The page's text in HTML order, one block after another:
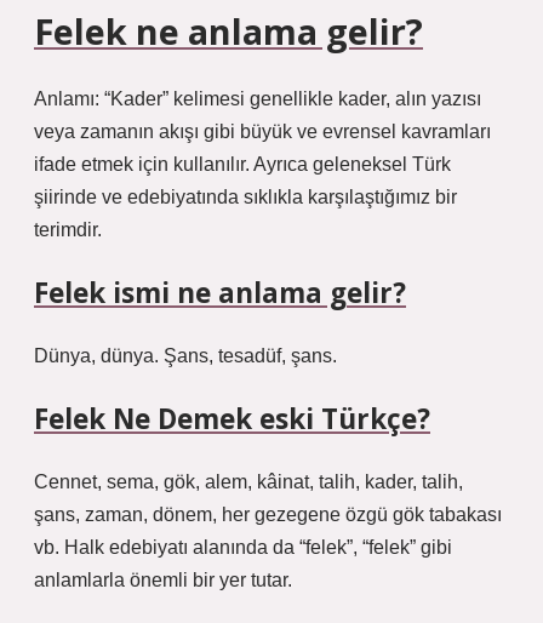
Felek ne anlama gelir?
Anlamı: “Kader” kelimesi genellikle kader, alın yazısı
veya zamanın akışı gibi büyük ve evrensel kavramları
ifade etmek için kullanılır. Ayrıca geleneksel Türk
şiirinde ve edebiyatında sıklıkla karşılaştığımız bir
terimdir.
Felek ismi ne anlama gelir?
Dünya, dünya. Şans, tesadüf, şans.
Felek Ne Demek eski Türkçe?
Cennet, sema, gök, alem, kâinat, talih, kader, talih,
şans, zaman, dönem, her gezegene özgü gök tabakası
vb. Halk edebiyatı alanında da “felek”, “felek” gibi
anlamlarla önemli bir yer tutar.